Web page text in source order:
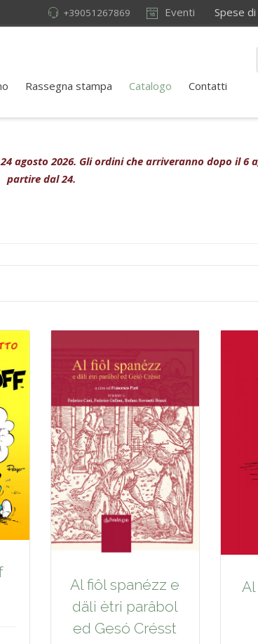
Eventi Spese di
+39051267869
Rassegna stampa Catalogo Contatti
agosto 2026. Gli ordini che arriveranno dopo il 6
partire dal 24.
Al fiôl spanézz e
däli ètri parâbol
ed Gesó Crésst